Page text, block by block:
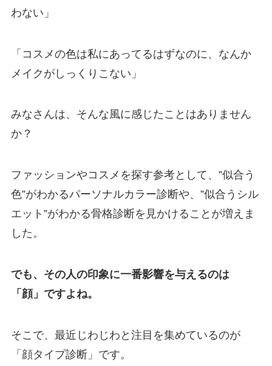
わない」
「コスメの色は私にあってるはずなのに、なんか
メイクがしっくりこない」
みなさんは、そんな風に感じたことはありません
か？
ファッションやコスメを探す参考として、”似合う
色”がわかるパーソナルカラー診断や、”似合うシル
エット”がわかる骨格診断を見かけることが増えま
した。
でも、その人の印象に一番影響を与えるのは
「顔」ですよね。
そこで、最近じわじわと注目を集めているのが
「顔タイプ診断」です。